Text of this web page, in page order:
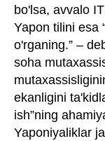
bo'lsa, avvalo
Yapon tilini esa
o'rganing.” –
soha
ekanligini
ish”ning
Yaponiyaliklar